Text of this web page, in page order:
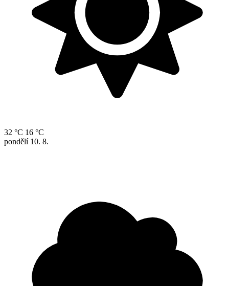
32 °C 16 °C
pondělí 10. 8.